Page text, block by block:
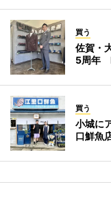
買う
佐賀・
5周年
買う
小城に
口鮮魚